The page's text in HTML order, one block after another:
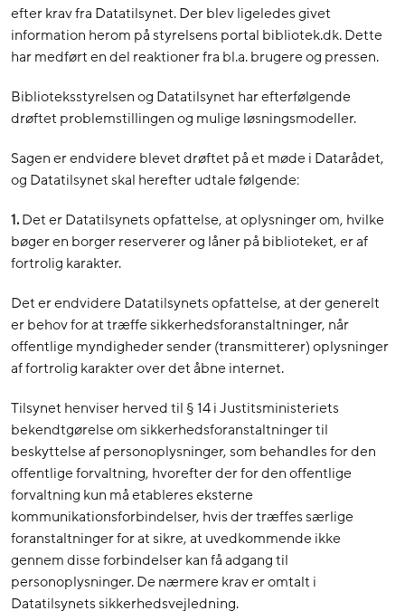
efter krav fra Datatilsynet. Der blev ligeledes givet
information herom på styrelsens portal bibliotek.dk. Dette
har medført en del reaktioner fra bl.a. brugere og pressen.
Biblioteksstyrelsen og Datatilsynet har efterfølgende
drøftet problemstillingen og mulige løsningsmodeller.
Sagen er endvidere blevet drøftet på et møde i Datarådet,
og Datatilsynet skal herefter udtale følgende:
1.Det er Datatilsynets opfattelse, at oplysninger om, hvilke
bøger en borger reserverer og låner på biblioteket, er af
fortrolig karakter.
Det er endvidere Datatilsynets opfattelse, at der generelt
er behov for at træffe sikkerhedsforanstaltninger, når
offentlige myndigheder sender (transmitterer) oplysninger
af fortrolig karakter over det åbne internet.
Tilsynet henviser herved til § 14 i Justitsministeriets
bekendtgørelse om sikkerhedsforanstaltninger til
beskyttelse af personoplysninger, som behandles for den
offentlige forvaltning, hvorefter der for den offentlige
forvaltning kun må etableres eksterne
kommunikationsforbindelser, hvis der træffes særlige
foranstaltninger for at sikre, at uvedkommende ikke
gennem disse forbindelser kan få adgang til
personoplysninger. De nærmere krav er omtalt i
Datatilsynets sikkerhedsvejledning.